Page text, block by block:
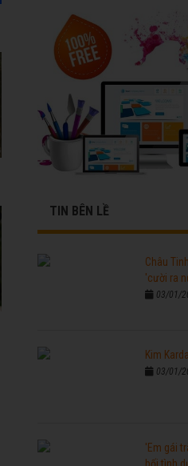
TIN BÊN LỀ
Châu
'cười ra
03/01/
Kim
03/01/
'Em gái